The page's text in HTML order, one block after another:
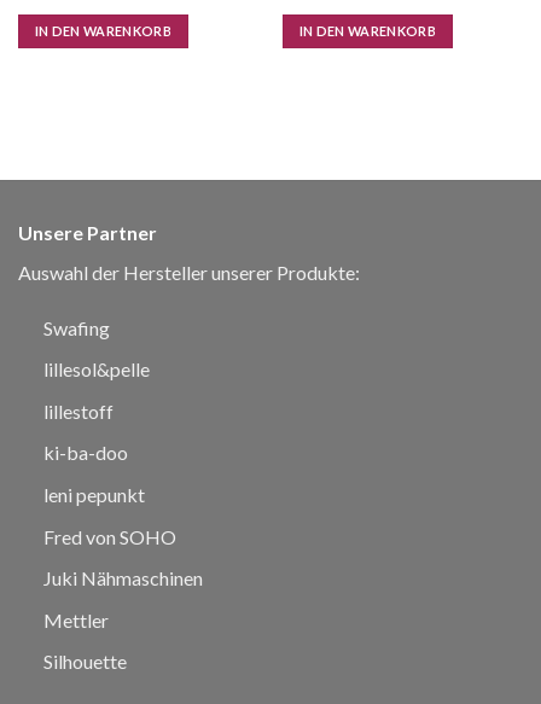
IN DEN WARENKORB IN DEN WARENKORB
Unsere Partner
Auswahl der Hersteller unserer Produkte:
Swafing
lillesol&pelle
lillestoff
ki-ba-doo
leni pepunkt
Fred von SOHO
Juki Nähmaschinen
Mettler
Silhouette